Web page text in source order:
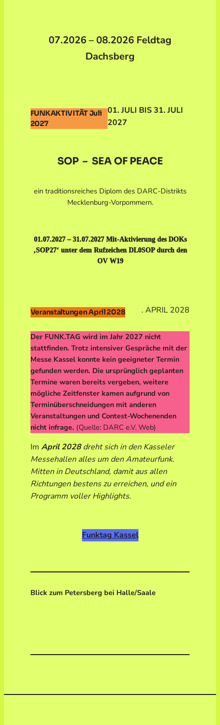
07.2026 – 08.2026 Feldtag
Dachsberg
FUNKAKTIVITÄT Juli
2027
01. JULI BIS 31. JULI
2027
SOP – SEA OF PEACE
ein traditionsreiches Diplom des DARC-Distrikts
Mecklenburg-Vorpommern.
01.07.2027 – 31.07.2027 Mit-Aktivierung des DOKs
‚SOP27‘ unter dem Rufzeichen DL0SOP durch den
OV W19
Veranstaltungen April 2028 . APRIL 2028
Der FUNK.TAG wird im Jahr 2027 nicht
stattfinden. Trotz intensiver Gespräche mit der
Messe Kassel konnte kein geeigneter Termin
gefunden werden. Die ursprünglich geplanten
Termine waren bereits vergeben, weitere
mögliche Zeitfenster kamen aufgrund von
Terminüberschneidungen mit anderen
Veranstaltungen und Contest-Wochenenden
nicht infrage. (Quelle: DARC e.V. Web)
Im April 2028dreht sich in den Kasseler
Messehallen alles um den Amateurfunk.
Mitten in Deutschland, damit aus allen
Richtungen bestens zu erreichen, und ein
Programm voller Highlights.
Funktag Kassel
Blick zum Petersberg bei Halle/Saale